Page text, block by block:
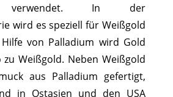
verwendet. In der
wird es speziell für Weißgold
von Palladium wird Gold
Weißgold. Neben Weißgold
aus Palladium gefertigt,
in Ostasien und den USA